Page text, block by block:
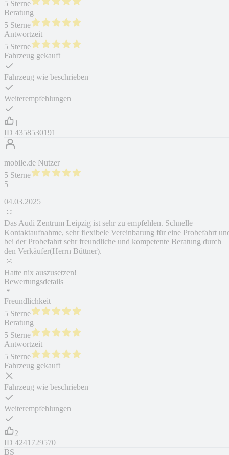
5 Sterne
Beratung
5 Sterne
Antwortzeit
5 Sterne
Fahrzeug gekauft
Fahrzeug wie beschrieben
Weiterempfehlungen
1
ID 4358530191
mobile.de Nutzer
5 Sterne
5
04.03.2025
Das Audi Zentrum Leipzig ist sehr zu empfehlen. Schnelle
Kontaktaufnahme, sehr flexibele Vereinbarung für eine Probefahrt
bei der Probefahrt sehr freundliche und kompetente Beratung durch
den Verkäufer(Herrn Büttner).
Hatte nix auszusetzen!
Bewertungsdetails
Freundlichkeit
5 Sterne
Beratung
5 Sterne
Antwortzeit
5 Sterne
Fahrzeug gekauft
Fahrzeug wie beschrieben
Weiterempfehlungen
2
ID 4241729570
BS